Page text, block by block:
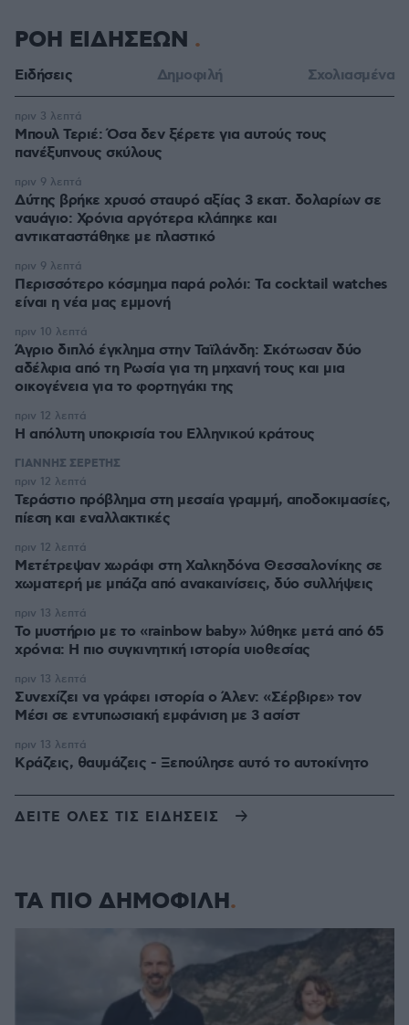
ΡΟΗ ΕΙΔΗΣΕΩΝ
Ειδήσεις Δημοφιλή Σχολιασμένα
Μπουλ Τεριέ: Όσα δεν ξέρετε για αυτούς τους
πανέξυπνους σκύλους
πριν 3 λεπτά
Δύτης βρήκε χρυσό σταυρό αξίας 3 εκατ. δολαρίων σε
ναυάγιο: Χρόνια αργότερα κλάπηκε και
αντικαταστάθηκε με πλαστικό
πριν 9 λεπτά
Περισσότερο κόσμημα παρά ρολόι: Τα cocktail watches
είναι η νέα μας εμμονή
πριν 9 λεπτά
Άγριο διπλό έγκλημα στην Ταϊλάνδη: Σκότωσαν δύο
αδέλφια από τη Ρωσία για τη μηχανή τους και μια
οικογένεια για το φορτηγάκι της
πριν 10 λεπτά
Η απόλυτη υποκρισία του Ελληνικού κράτους
πριν 12 λεπτά
ΓΙΑΝΝΗΣ ΣΕΡΕΤΗΣ
Τεράστιο πρόβλημα στη μεσαία γραμμή, αποδοκιμασίες,
πίεση και εναλλακτικές
πριν 12 λεπτά
Μετέτρεψαν χωράφι στη Χαλκηδόνα Θεσσαλονίκης σε
χωματερή με μπάζα από ανακαινίσεις, δύο συλλήψεις
πριν 12 λεπτά
Το μυστήριο με το «rainbow baby» λύθηκε μετά από 65
χρόνια: Η πιο συγκινητική ιστορία υιοθεσίας
πριν 13 λεπτά
Συνεχίζει να γράφει ιστορία ο Άλεν: «Σέρβιρε» τον
Μέσι σε εντυπωσιακή εμφάνιση με 3 ασίστ
πριν 13 λεπτά
Κράζεις, θαυμάζεις - Ξεπούλησε αυτό το αυτοκίνητο
πριν 13 λεπτά
ΔΕΙΤΕ ΟΛΕΣ ΤΙΣ ΕΙΔΗΣΕΙΣ
ΤΑ ΠΙΟ ΔΗΜΟΦΙΛΗ